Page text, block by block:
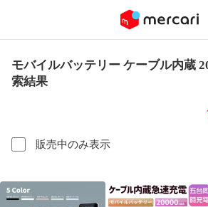
モバイルバッテリー ケーブル内蔵
索結果
販売中のみ表示